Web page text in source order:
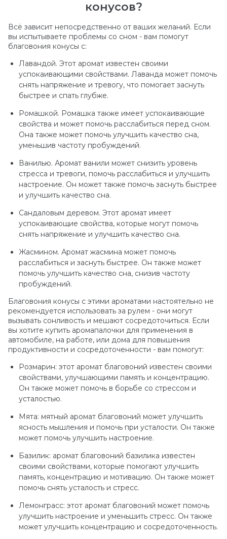
конусов?
Всё зависит непосредственно от ваших желаний. Если
вы испытываете проблемы со сном - вам помогут
благовония конусы с:
Лавандой. Этот аромат известен своими
успокаивающими свойствами. Лаванда может помочь
снять напряжение и тревогу, что помогает заснуть
быстрее и спать глубже.
Ромашкой. Ромашка также имеет успокаивающие
свойства и может помочь расслабиться перед сном.
Она также может помочь улучшить качество сна,
уменьшив частоту пробуждений.
Ванилью. Аромат ванили может снизить уровень
стресса и тревоги, помочь расслабиться и улучшить
настроение. Он может также помочь заснуть быстрее
и улучшить качество сна.
Сандаловым деревом. Этот аромат имеет
успокаивающие свойства, которые могут помочь
снять напряжение и улучшить качество сна.
Жасмином. Аромат жасмина может помочь
расслабиться и заснуть быстрее. Он также может
помочь улучшить качество сна, снизив частоту
пробуждений.
Благовония конусы с этими ароматами настоятельно не
рекомендуется использовать за рулем - они могут
вызывать сонливость и мешают сосредоточиться. Если
вы хотите купить аромапалочки для применения в
автомобиле, на работе, или дома для повышения
продуктивности и сосредоточенности - вам помогут:
Розмарин: этот аромат благовоний известен своими
свойствами, улучшающими память и концентрацию.
Он также может помочь в борьбе со стрессом и
усталостью.
Мята: мятный аромат благовоний может улучшить
ясность мышления и помочь при усталости. Он также
может помочь улучшить настроение.
Базилик: аромат благовоний базилика известен
своими свойствами, которые помогают улучшить
память, концентрацию и мотивацию. Он также может
помочь снять усталость и стресс.
Лемонграсс: этот аромат благовоний может помочь
улучшить настроение и уменьшить стресс. Он также
может улучшить концентрацию и сосредоточенность.